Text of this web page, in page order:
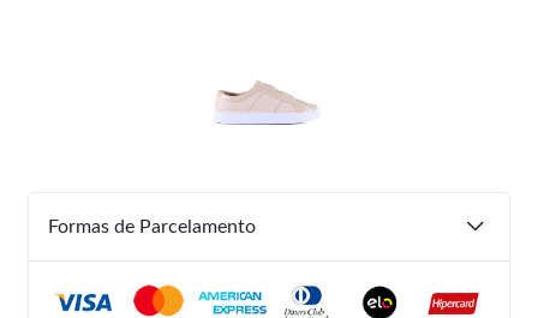
Formas de Parcelamento